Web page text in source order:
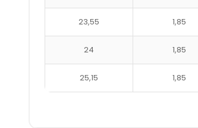
23,55 1,85
24 1,85
25,15 1,85